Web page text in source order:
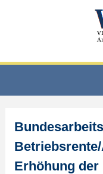
Erhöhung der